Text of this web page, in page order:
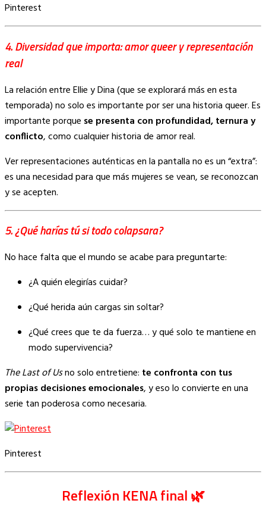
Pinterest
4. Diversidad que importa: amor queer y representación
real
La relación entre Ellie y Dina (que se explorará más en esta
temporada) no solo es importante por ser una historia queer. Es
importante porque se presenta con profundidad, ternura y
conflicto, como cualquier historia de amor real.
Ver representaciones auténticas en la pantalla no es un “extra”:
es una necesidad para que más mujeres se vean, se reconozcan
y se acepten.
5. ¿Qué harías tú si todo colapsara?
No hace falta que el mundo se acabe para preguntarte:
¿A quién elegirías cuidar?
¿Qué herida aún cargas sin soltar?
¿Qué crees que te da fuerza… y qué solo te mantiene en
modo supervivencia?
The Last of Usno solo entretiene: te confronta con tus
propias decisiones emocionales, y eso lo convierte en una
serie tan poderosa como necesaria.
Pinterest
Reflexión KENA final 🌿